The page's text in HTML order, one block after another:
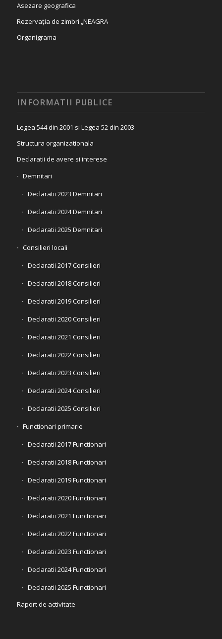
Asezare geografica
Rezervația de zimbri „NEAGRA
Organigrama
INFORMATII PUBLICE
Legea 544 din 2001 si Legea 52 din 2003
Structura organizationala
Declaratii de avere si interese
Demnitari
Declaratii 2023 Demnitari
Declaratii 2024 Demnitari
Declaratii 2025 Demnitari
Consilieri locali
Declaratii 2017 Consilieri
Declaratii 2018 Consilieri
Declaratii 2019 Consilieri
Declaratii 2020 Consilieri
Declaratii 2021 Consilieri
Declaratii 2022 Consilieri
Declaratii 2023 Consilieri
Declaratii 2024 Consilieri
Declaratii 2025 Consilieri
Functionari primarie
Declaratii 2017 Functionari
Declaratii 2018 Functionari
Declaratii 2019 Functionari
Declaratii 2020 Functionari
Declaratii 2021 Functionari
Declaratii 2022 Functionari
Declaratii 2023 Functionari
Declaratii 2024 Functionari
Declaratii 2025 Functionari
Raport de activitate